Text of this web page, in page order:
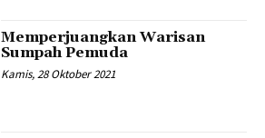
Memperjuangkan Warisan
Sumpah Pemuda
Kamis, 28 Oktober 2021